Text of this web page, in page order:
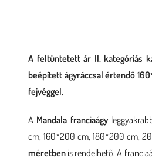
A feltüntetett ár II. kategóriás
beépített ágyráccsal értendő
fejvéggel.
A Mandala franciaágy
cm, 160*200 cm, 180*200 cm,
méretben is rendelhető. A